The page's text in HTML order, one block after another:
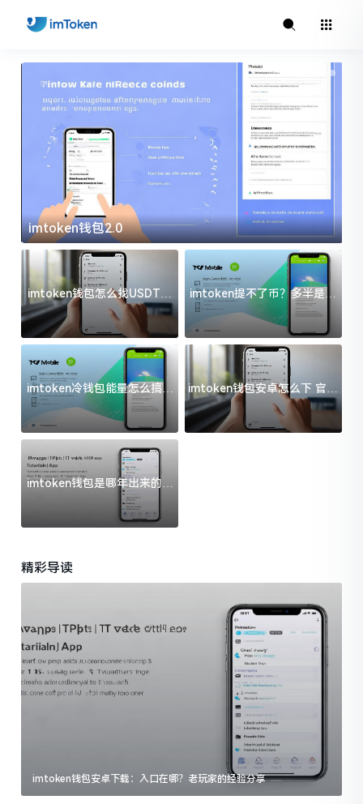
imtoken钱包2.0
imtoken钱包怎么找USDT地
址？三步搞定不踩坑
imtoken提不了币？多半是这
几件事没处理好
imtoken冷钱包能量怎么搞？
过来人告诉你门道
imtoken钱包安卓怎么下 官方
渠道避坑指南
imtoken钱包是哪年出来的？
一文给你说清楚
精彩导读
imtoken钱包安卓下载：入口在哪？老玩家的经验分享